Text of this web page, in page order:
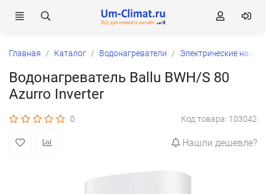
Главная Каталог Водонагреватели Электрические
Водонагреватель Ballu BWH/S 80
Azurro Inverter
0 Код товара: 103042
Нашли дешевле?